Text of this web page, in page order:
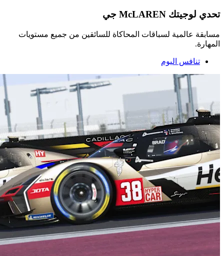
تحدي لوجيتك McLAREN جي
مسابقة عالمية لسباقات المحاكاة للسائقين من جميع مستويات
المهارة.
تنافس اليوم